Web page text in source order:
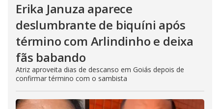
Erika Januza aparece
deslumbrante de biquíni após
término com Arlindinho e deixa
fãs babando
Atriz aproveita dias de descanso em Goiás depois de
confirmar término com o sambista